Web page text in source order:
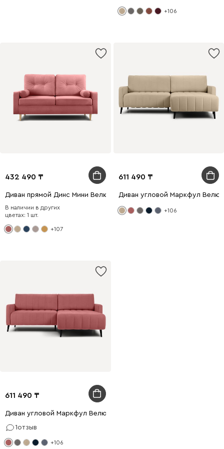
+106
432 490
Диван прямой Динс Мини Велюр Розовый
В наличии в других
цветах: 1 шт.
+107
611 490
Диван угловой Маркфул
+106
611 490
Диван угловой Маркфул Велюр Розовый
1отзыв
+106